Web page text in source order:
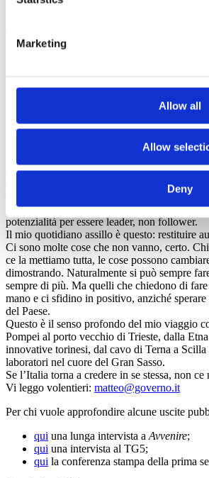
Marketing
Allow all
Allow
Deny
Le trasformazioni della società fanno
guidatore? Come vivere in un mondo dove si
un grande popolo, ce l’abbiamo sempre fatta
iperconnesso e ultrarapido paradossalmente
nostre qualità.
Dobbiamo tornare a credere in noi stessi,
autostima. L’Italia deve tornare a volersi
apprezzare ciò che viene fatto. Dobbiamo
ce la fa, non a invidiare chi ce la fa.
consapevolezza che questo Paese non è un
potenzialità per essere leader, non follower.
Il mio quotidiano assillo è questo: restituire
Ci sono molte cose che non vanno, certo.
ce la mettiamo tutta, le cose possono
dimostrando. Naturalmente si può sempre
sempre di più. Ma quelli che chiedono di
mano e ci sfidino in positivo, anziché sperare
del Paese.
Questo è il senso profondo del mio viaggio
Pompei al porto vecchio di Trieste, dalla
innovative torinesi, dal cavo di Terna a
laboratori nel cuore del Gran Sasso.
Se l’Italia torna a credere in se stessa, non ce
Vi leggo volentieri: matteo@governo.it
Per chi vuole approfondire alcune uscite
qui una lunga intervista a Avvenire;
qui una intervista al TG5;
qui la conferenza stampa della prima